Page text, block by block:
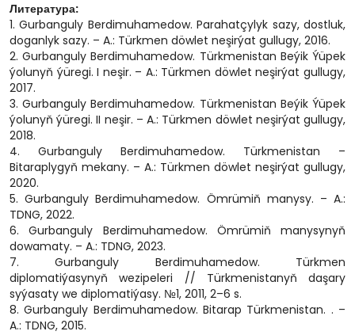
Литература:
1. Gurbanguly Berdimuhamedow. Parahatçylyk sazy, dostluk,
doganlyk sazy. – A.: Türkmen döwlet neşirýat gullugy, 2016.
2. Gurbanguly Berdimuhamedow. Türkmenistan Beýik Ýüpek
ýolunyň ýüregi. I neşir. – A.: Türkmen döwlet neşirýat gullugy,
2017.
3. Gurbanguly Berdimuhamedow. Türkmenistan Beýik Ýüpek
ýolunyň ýüregi. II neşir. – A.: Türkmen döwlet neşirýat gullugy,
2018.
4. Gurbanguly Berdimuhamedow. Türkmenistan –
Bitaraplygyň mekany. – A.: Türkmen döwlet neşirýat gullugy,
2020.
5. Gurbanguly Berdimuhamedow. Ömrümiň manysy. – A.:
TDNG, 2022.
6. Gurbanguly Berdimuhamedow. Ömrümiň manysynyň
dowamaty. – A.: TDNG, 2023.
7. Gurbanguly Berdimuhamedow. Türkmen
diplomatiýasynyň wezipeleri // Türkmenistanyň daşary
syýasaty we diplomatiýasy. №1, 2011, 2–6 s.
8. Gurbanguly Berdimuhamedow. Bitarap Türkmenistan. . –
A.: TDNG, 2015.